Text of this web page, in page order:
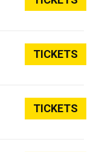
TICKETS
TICKETS